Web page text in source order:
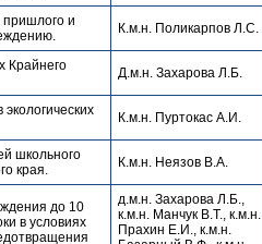
пришлого и
К.м.н. Поликарпов Л.С.
Крайнего
Д.м.н. Захарова Л.Б.
К.м.н. Пуртокас А.И.
школьного
края.
К.м.н. Неязов В.А.
до 10
в условиях
д.м.н. Захарова Л.Б.,
к.м.н. Манчук В.Т., к.м.н.
Прахин Е.И., к.м.н.